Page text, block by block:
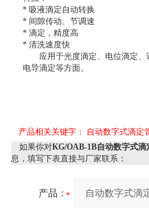
* 吸液滴定自动转换
* 间隙传动、节调速
* 滴定，精度高
* 清洗速度快
应用于光度滴定、电位滴定、
电导滴定等方面。
产品相关关键字：
自动数字式滴定
如果你对KG/OAB-1B自动数字式
息，填写下表直接与厂家联系：
产品：